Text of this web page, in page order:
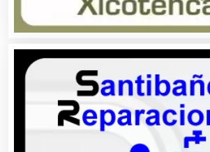
Artículos de Piel
Artículos Deportivos
Artículos Importados